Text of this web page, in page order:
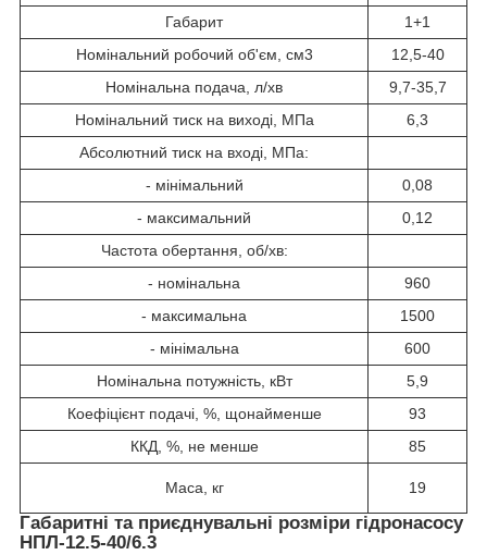
Габарит
1+1
Номінальний робочий об'єм, см3
12,5-40
Номінальна подача, л/хв
9,7-35,7
Номінальний тиск на виході, МПа
6,3
Абсолютний тиск на вході, МПа:
- мінімальний
0,08
- максимальний
0,12
Частота обертання, об/хв:
- номінальна
960
- максимальна
1500
- мінімальна
600
Номінальна потужність, кВт
5,9
Коефіцієнт подачі, %, щонайменше
93
ККД, %, не менше
85
Маса, кг 19
Габаритні та приєднувальні розміри гідронасосу
НПЛ-12.5-40/6.3